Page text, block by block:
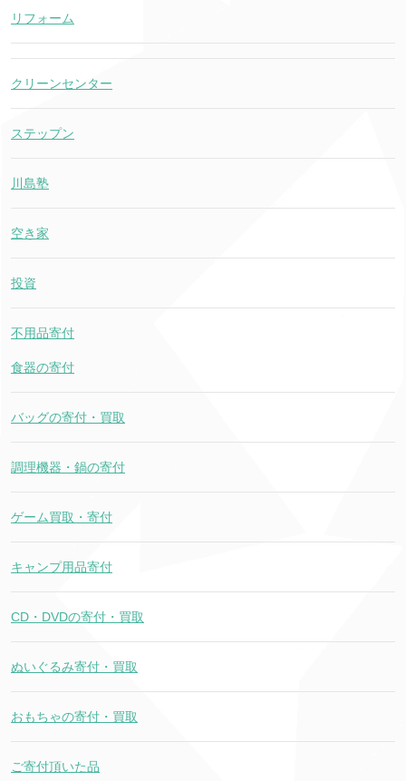
リフォーム
クリーンセンター
ステップン
川島塾
空き家
投資
不用品寄付
食器の寄付
バッグの寄付・買取
調理機器・鍋の寄付
ゲーム買取・寄付
キャンプ用品寄付
CD・DVDの寄付・買取
ぬいぐるみ寄付・買取
おもちゃの寄付・買取
ご寄付頂いた品